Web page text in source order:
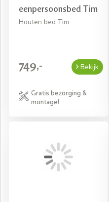
eenpersoonsbed Tim
Houten bed Tim
749,- Bekijk
Gratis bezorging &
montage!